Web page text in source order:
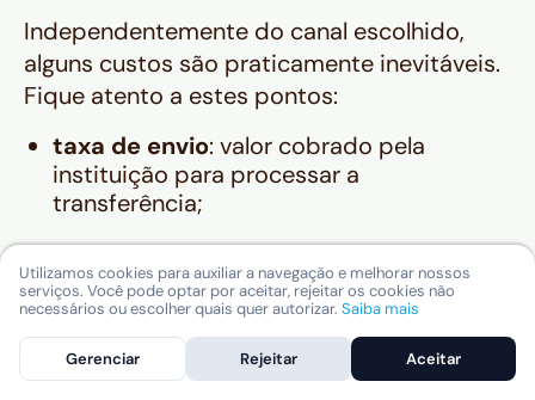
Independentemente do canal escolhido,
alguns custos são praticamente inevitáveis.
Fique atento a estes pontos:
taxa de envio: valor cobrado pela
instituição para processar a
transferência;
taxa de conversão
: percentual aplicado
sobre a cotação comercial;
taxas de recebimento no Brasil: alguns
bancos brasileiros cobram tarifas para
Utilizamos cookies para auxiliar a navegação e melhorar nossos
serviços. Você pode optar por aceitar, rejeitar os cookies não
necessários ou escolher quais quer autorizar. Saiba mais
Gerenciar Rejeitar Aceitar